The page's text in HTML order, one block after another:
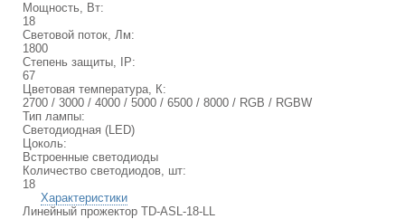
Мощность, Вт:
18
Световой поток, Лм:
1800
Степень защиты, IP:
67
Цветовая температура, К:
2700 / 3000 / 4000 / 5000 / 6500 / 8000 / RGB / RGBW
Тип лампы:
Светодиодная (LED)
Цоколь:
Встроенные светодиоды
Количество светодиодов, шт:
18
Характеристики
Линейный прожектор TD-ASL-18-LL